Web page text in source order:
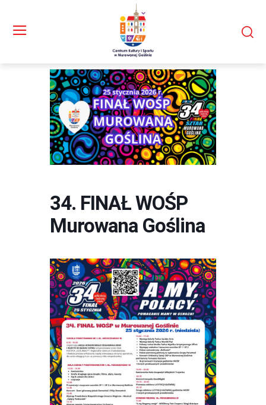
34. FINAŁ WOŚP
Murowana Goślina